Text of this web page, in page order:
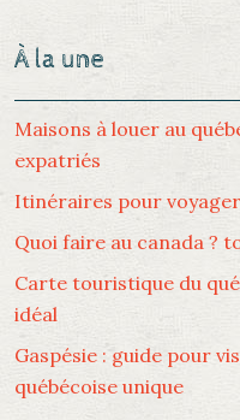
À la une
Maisons à louer au
expatriés
Itinéraires pour voyager
Quoi faire au canada ?
Carte touristique du
idéal
Gaspésie : guide pour
québécoise unique